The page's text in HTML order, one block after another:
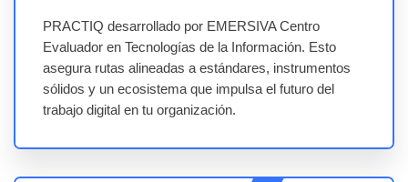
PRACTIQ desarrollado por EMERSIVA Centro
Evaluador en Tecnologías de la Información. Esto
asegura rutas alineadas a estándares, instrumentos
sólidos y un ecosistema que impulsa el futuro del
trabajo digital en tu organización.